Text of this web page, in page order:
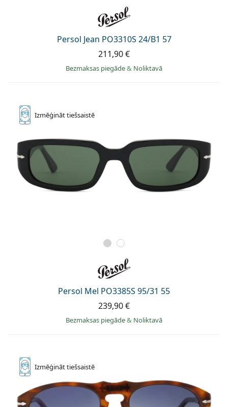
Persol Jean PO3310S 24/B1 57
211,90 €
Bezmaksas piegāde& Noliktavā
Izmēģināttiešsaistē
Persol Mel PO3385S 95/31 55
239,90 €
Bezmaksas piegāde& Noliktavā
Izmēģināttiešsaistē